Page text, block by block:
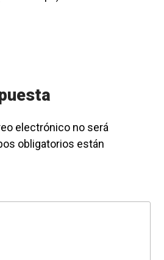
electrónico no será
obligatorios están